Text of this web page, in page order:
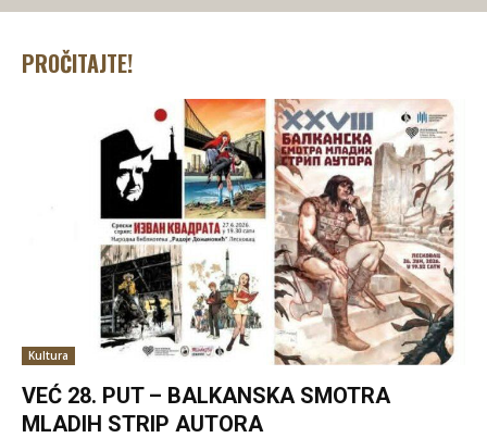
PROČITAJTE!
Kultura
VEĆ 28. PUT – BALKANSKA SMOTRA
MLADIH STRIP AUTORA